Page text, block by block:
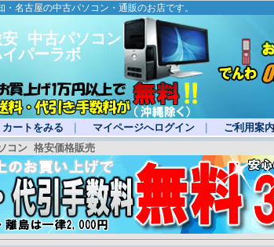
名古屋の中古パソコン・通販のお店です。
中古パソコン
パーラボ
カートをみる マイページへログイン ご利用案内
コン 格安価格販売